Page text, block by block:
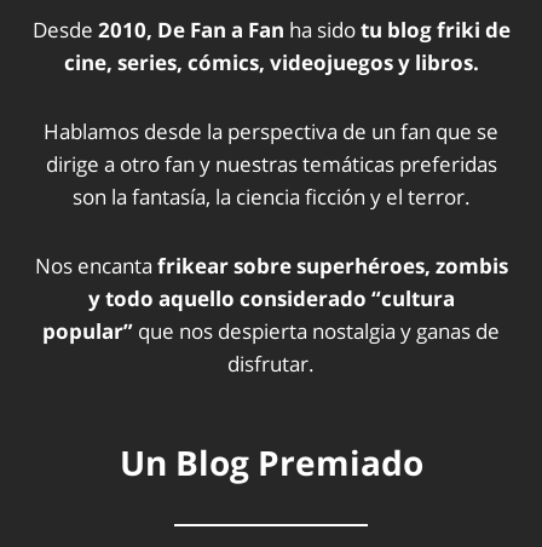
Desde 2010, De Fan a Fan ha sidotu blog friki de
cine, series, cómics, videojuegos y libros.
Hablamos desde la perspectiva de un fan que se
dirige a otro fan y nuestras temáticas preferidas
son la fantasía, la ciencia ficción y el terror.
Nos encanta frikear sobre superhéroes, zombis
y todo aquello considerado “cultura
popular” que nos despierta nostalgia y ganas de
disfrutar.
Un Blog Premiado